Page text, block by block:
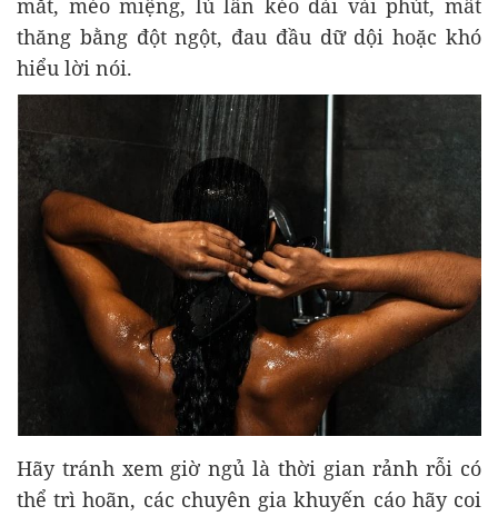
mắt, méo miệng, lú lẫn kéo dài vài phút, mất
thăng bằng đột ngột, đau đầu dữ dội hoặc khó
hiểu lời nói.
Hãy tránh xem giờ ngủ là thời gian rảnh rỗi có
thể trì hoãn, các chuyên gia khuyến cáo hãy coi